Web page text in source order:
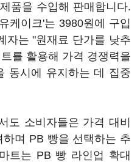
품을 수입해 판매합니다.
케이크'는 3980원에 구입
자는 "원재료 단가를 낮추
를 활용해 가격 경쟁력을
동시에 유지하는 데 집중
도 소비자들은 가격 대비
며 PB 빵을 선택하는 추
트는 PB 빵 라인업 확대